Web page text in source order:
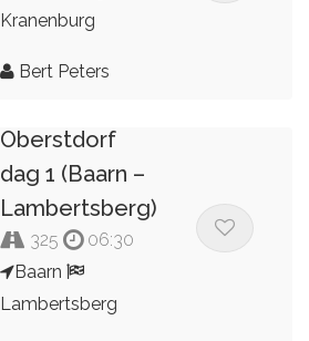
Kranenburg
Bert Peters
Oberstdorf
dag 1 (Baarn –
Lambertsberg)
325
06:30
Baarn
Lambertsberg